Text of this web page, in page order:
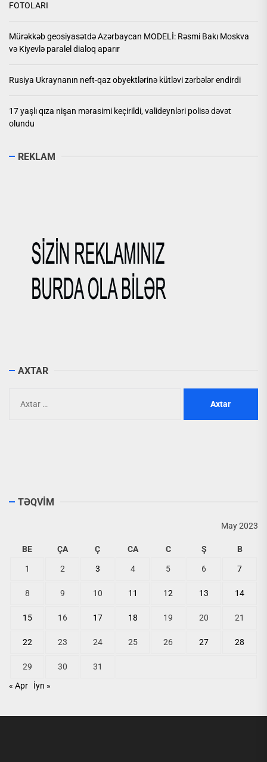
FOTOLARI
Mürəkkəb geosiyasətdə Azərbaycan MODELİ: Rəsmi Bakı Moskva
və Kiyevlə paralel dialoq aparır
Rusiya Ukraynanın neft-qaz obyektlərinə kütləvi zərbələr endirdi
17 yaşlı qıza nişan mərasimi keçirildi, valideynləri polisə dəvət
olundu
REKLAM
AXTAR
TƏQVİM
May 2023
BE ÇA Ç CA C Ş B
1 2 3 4 5 6 7
8 9 10 11 12 13 14
15 16 17 18 19 20 21
22 23 24 25 26 27 28
29 30
31
« Apr
İyn »